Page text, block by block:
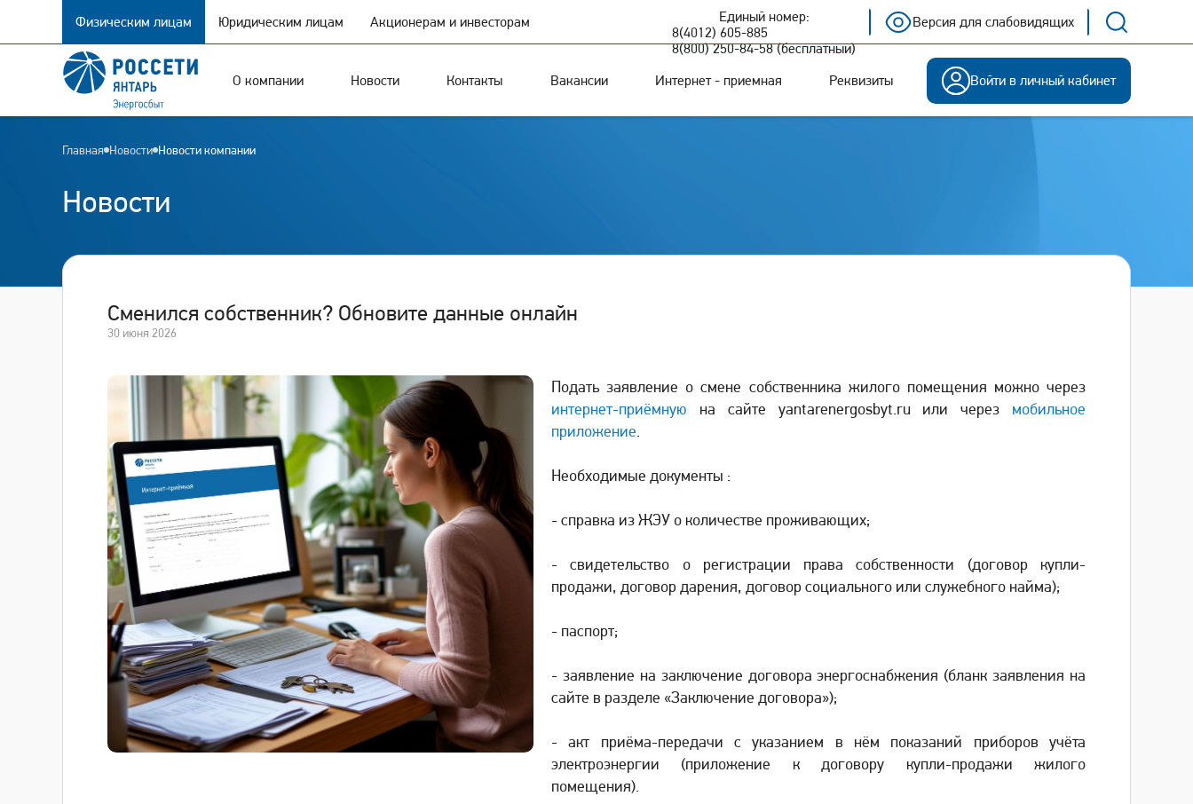
Физическим лицам Юридическим лицам Акционерам и инвесторам
Единый номер:
8(4012) 605-885
8(800) 250-84-58 (бесплатный)
Версия для слабовидящих
О компании Новости Контакты Вакансии Интернет - приемная Реквизиты Войти в личный кабинет
Главная Новости Новости компании
Новости
Сменился собственник? Обновите данные онлайн
30 июня 2026
Подать заявление о смене собственника жилого помещения можно через
интернет-приёмную на сайте yantarenergosbyt.ru или через мобильное
приложение
Необходимые документы :
- справка из ЖЭУ о количестве проживающих;
- свидетельство о регистрации права собственности (договор купли-
продажи, договор дарения, договор социального или служебного найма);
- паспорт;
- заявление на заключение договора энергоснабжения (бланк заявления на
сайте в разделе «Заключение договора»);
- акт приёма-передачи с указанием в нём показаний приборов учёта
электроэнергии (приложение к договору купли-продажи жилого
помещения).